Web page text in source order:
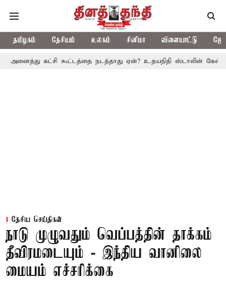
தமிழகம் தேசியம் உலகம் சினிமா விளையாட்டு
கட்சி கூட்டத்தை நடத்தாது ஏன்? உதயநிதி ஸ்டாலின் கேள்வி
தேசிய செய்திகள்
நாடு முழுவதும் வெப்பத்தின் தாக்கம்
தீவிரமடையும் - இந்திய வானிலை
மையம் எச்சரிக்கை